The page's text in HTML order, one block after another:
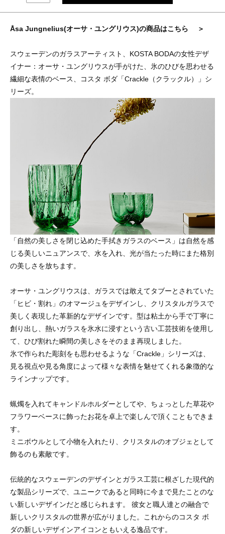
Åsa Jungnelius(オーサ・ユングリウス)の商品はこちら ＞
スウェーデンのガラスアーティスト、KOSTA BODAの女性デザ
イナー：オーサ・ユングリウスが手がけた、氷のひびを思わせる
繊細な表情のベース、コスタ ボダ「Crackle（クラックル）」シ
リーズ。
「自然の美しさを閉じ込めた手拭きガラスのベース」は自然を感
じる美しいニュアンスで、水を入れ、光が当たった時にまた格別
の美しさを放ちます。
オーサ・ユングリウスは、ガラスでは敢えてタブーとされていた
「ヒビ・割れ」のオマージュをデザインし、クリスタルガラスで
美しく表現した革新的なデザインです。型は粘土から手で丁寧に
創り出し、熱いガラスを氷水に浸すという古い工芸技術を使用し
て、ひび割れた瞬間の美しさをそのまま再現しました。
氷で作られた彫刻をも思わせるような「Crackle」シリーズは、
見る視点や見る角度によって様々な表情を魅せてくれる象徴的な
ラインナップです。
蝋燭を入れてキャンドルホルダーとしてや、ちょっとした草花や
フラワーベースに飾ったお花を卓上で楽しんで頂くこともできま
す。
ミニボウルとして小物を入れたり、クリスタルのオブジェとして
飾るのも素敵です。
伝統的なスウェーデンのデザインとガラス工芸に根ざした現代的
な製品シリーズで、ユニークであると同時に今まで見たことのな
い新しいデザインだと感じられます。 彼女と職人達との融合で
新しいクリスタルの世界が広がりました。これからのコスタ ボ
ダの新しいデザインアイコンともいえる逸品です。